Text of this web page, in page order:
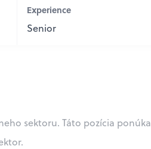
Experience
Senior
sektoru. Táto pozícia ponúka